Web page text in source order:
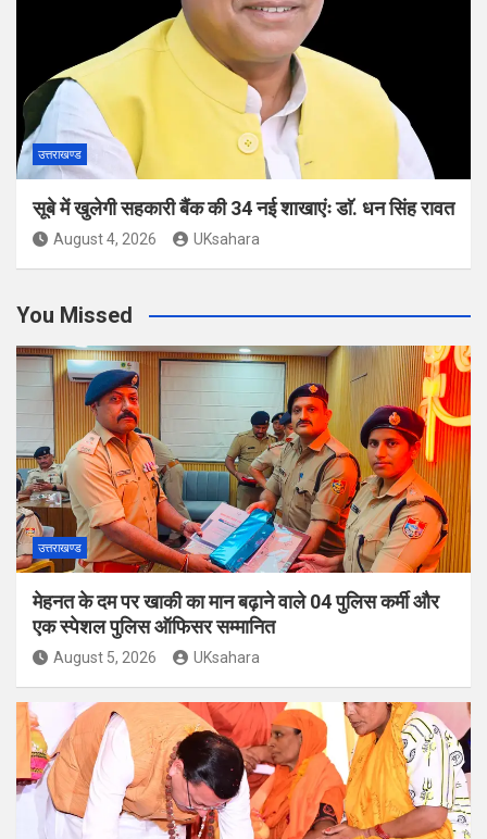
उत्तराखण्ड
सूबे में खुलेगी सहकारी बैंक की 34 नई शाखाएंः डाॅ. धन सिंह रावत
August 4, 2026 UKsahara
You Missed
उत्तराखण्ड
मेहनत के दम पर खाकी का मान बढ़ाने वाले 04 पुलिस कर्मी और
एक स्पेशल पुलिस ऑफिसर सम्मानित
August 5, 2026 UKsahara